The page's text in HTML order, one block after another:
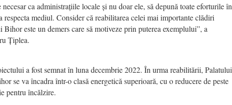
ca administrațiile locale și nu doar ele, să depună toate eforturile în
respecta mediul. Consider că reabilitarea celei mai importante clădiri
este un demers care să motiveze prin puterea exemplului”, a
Țiplea.
a fost semnat în luna decembrie 2022. În urma reabilitării, Palatului
se va încadra într-o clasă energetică superioară, cu o reducere de peste
pentru încălzire.